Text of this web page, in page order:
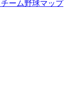
チーム野球マップ